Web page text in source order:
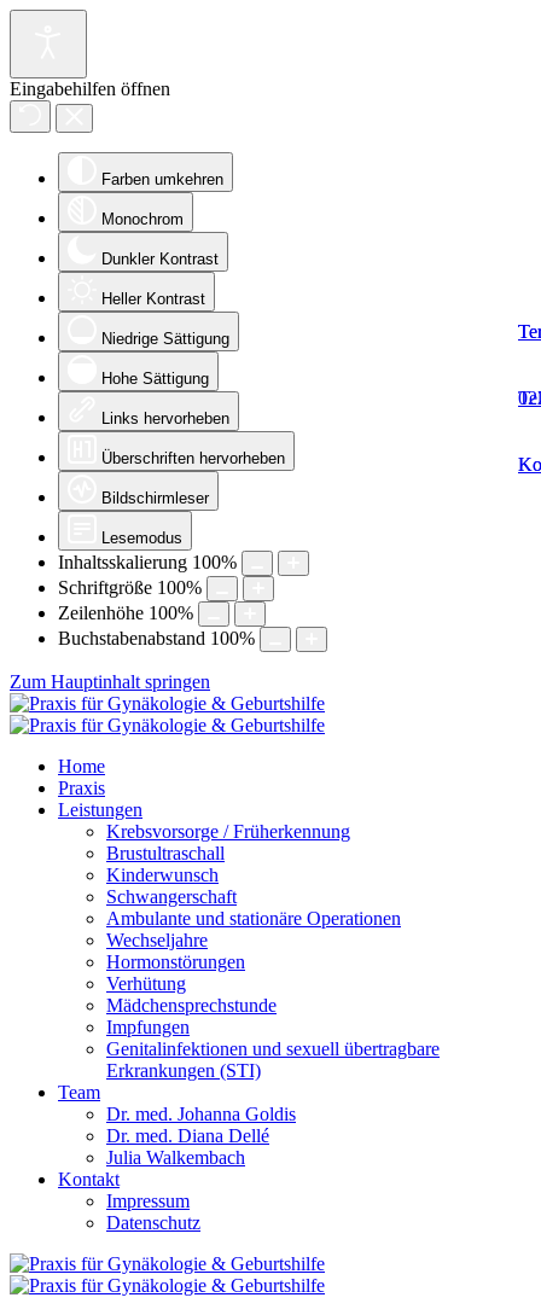
Eingabehilfen öffnen
Farben umkehren
Monochrom
Dunkler Kontrast
Heller Kontrast
Niedrige Sättigung
Hohe Sättigung
Links hervorheben
Überschriften hervorheben
Bildschirmleser
Lesemodus
Inhaltsskalierung 100%
Schriftgröße 100%
Zeilenhöhe 100%
Buchstabenabstand 100%
Zum Hauptinhalt springen
Home
Praxis
Leistungen
Krebsvorsorge / Früherkennung
Brustultraschall
Kinderwunsch
Schwangerschaft
Ambulante und stationäre Operationen
Wechseljahre
Hormonstörungen
Verhütung
Mädchensprechstunde
Impfungen
Genitalinfektionen und sexuell übertragbare
Erkrankungen (STI)
Team
Dr. med. Johanna Goldis
Dr. med. Diana Dellé
Julia Walkembach
Kontakt
Impressum
Datenschutz